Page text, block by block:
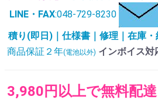
LINE・FAX:048-729-8230
積り(即日)｜仕様書｜修理｜在庫
商品保証２年(電池以外) インボイス対
3,980円以上で無料配達